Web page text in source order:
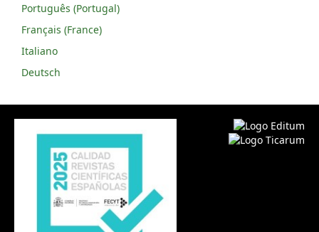
Português (Portugal)
Français (France)
Italiano
Deutsch